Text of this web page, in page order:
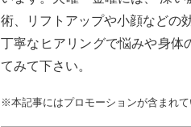
術、リフトアップや小顔などの
丁寧なヒアリングで悩みや身体
てみて下さい。
※本記事にはプロモーションが含まれ